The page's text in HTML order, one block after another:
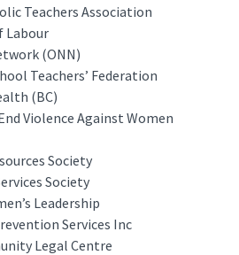
Teachers Association
Labour
(ONN)
Teachers’ Federation
(BC)
Violence Against Women
Society
Society
Leadership
Services Inc
Legal Centre